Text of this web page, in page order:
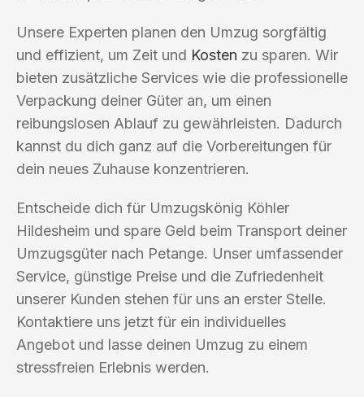
Unsere Experten planen den Umzug sorgfältig
und effizient, um Zeit und Kosten zu sparen. Wir
bieten zusätzliche Services wie die professionelle
Verpackung deiner Güter an, um einen
reibungslosen Ablauf zu gewährleisten. Dadurch
kannst du dich ganz auf die Vorbereitungen für
dein neues Zuhause konzentrieren.
Entscheide dich für Umzugskönig Köhler
Hildesheim und spare Geld beim Transport deiner
Umzugsgüter nach Petange. Unser umfassender
Service, günstige Preise und die Zufriedenheit
unserer Kunden stehen für uns an erster Stelle.
Kontaktiere uns jetzt für ein individuelles
Angebot und lasse deinen Umzug zu einem
stressfreien Erlebnis werden.